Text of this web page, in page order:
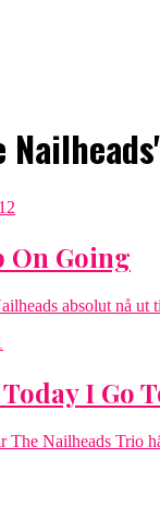
On Going
absolut nå ut
I Go
Nailheads Trio